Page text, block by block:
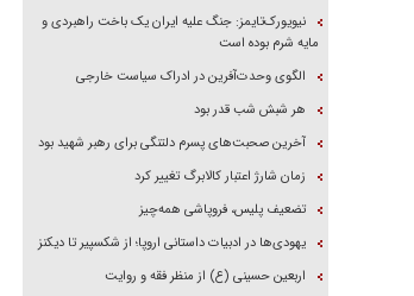
نیویورک‌تایمز: جنگ علیه ایران یک باخت راهبردی و
مایه شرم بوده است
الگوی وحدت‌آفرین در ادراک سیاست خارجی
هر شبش شب قدر بود
آخرین صحبت‌های پسرم دلتنگی برای رهبر شهید بود
زمان شارژ اعتبار کالابرگ تغییر کرد
تضعیف پلیس، فروپاشی همه‌چیز
یهودی‌ها در ادبیات داستانی اروپا؛ از شکسپیر تا دیکنز
اربعین حسینی (ع) از منظر فقه و روایت